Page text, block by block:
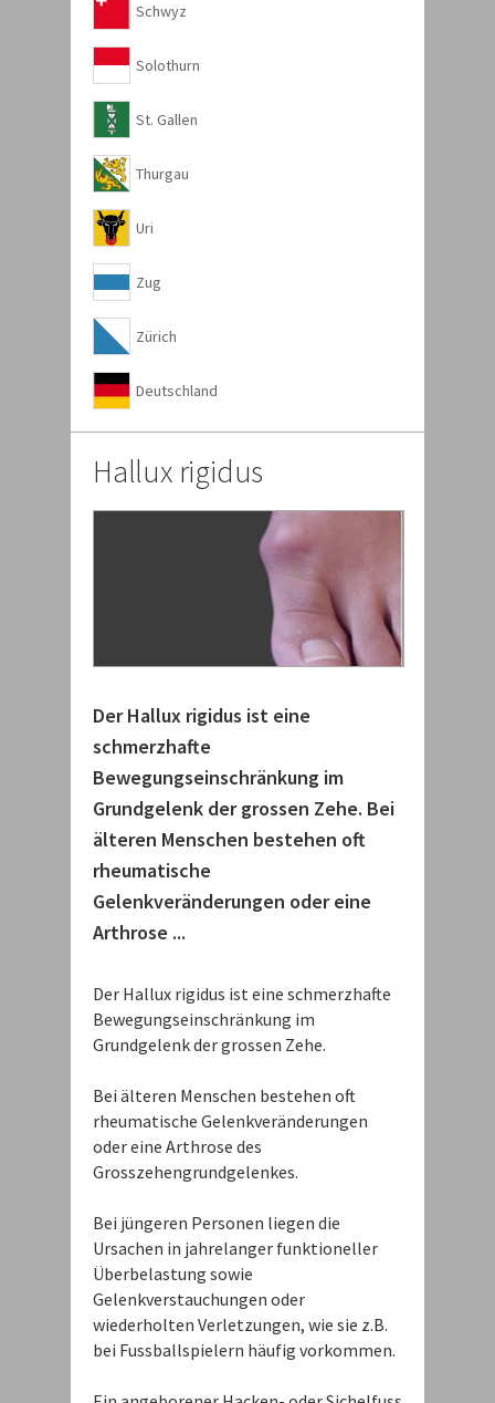
Schwyz
Solothurn
St. Gallen
Thurgau
Uri
Zug
Zürich
Deutschland
Hallux rigidus
Der Hallux rigidus ist eine
schmerzhafte
Bewegungseinschränkung im
Grundgelenk der grossen Zehe. Bei
älteren Menschen bestehen oft
rheumatische
Gelenkveränderungen oder eine
Arthrose ...
Der Hallux rigidus ist eine schmerzhafte
Bewegungseinschränkung im
Grundgelenk der grossen Zehe.
Bei älteren Menschen bestehen oft
rheumatische Gelenkveränderungen
oder eine Arthrose des
Grosszehengrundgelenkes.
Bei jüngeren Personen liegen die
Ursachen in jahrelanger funktioneller
Überbelastung sowie
Gelenkverstauchungen oder
wiederholten Verletzungen, wie sie z.B.
bei Fussballspielern häufig vorkommen.